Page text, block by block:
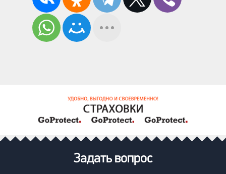
Задать вопрос